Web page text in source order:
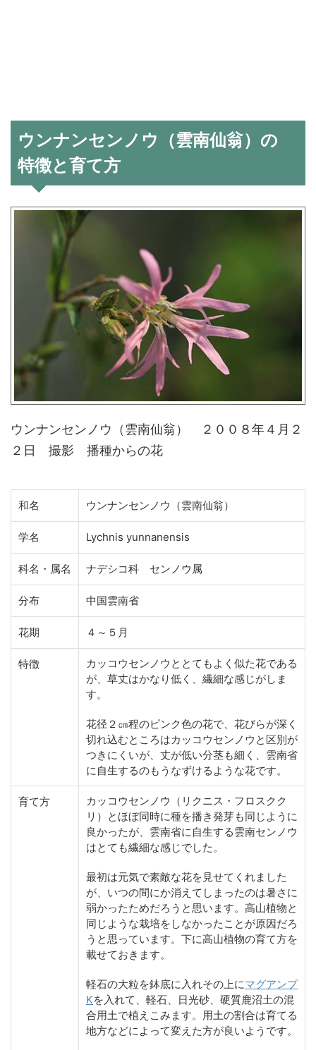
ウンナンセンノウ（雲南仙翁）の
特徴と育て方
ウンナンセンノウ（雲南仙翁） ２００８年４月２
２日 撮影 播種からの花
和名 ウンナンセンノウ（雲南仙翁）
学名 Lychnis yunnanensis
科名・属名 ナデシコ科 センノウ属
分布 中国雲南省
花期 ４～５月
特徴
カッコウセンノウととてもよく似た花である
が、草丈はかなり低く、繊細な感じがしま
す。
花径２㎝程のピンク色の花で、花びらが深く
切れ込むところはカッコウセンノウと区別が
つきにくいが、丈が低い分茎も細く、雲南省
に自生するのもうなずけるような花です。
育て方
カッコウセンノウ（リクニス・フロスクク
リ）とほぼ同時に種を播き発芽も同じように
良かったが、雲南省に自生する雲南センノウ
はとても繊細な感じでした。
最初は元気で素敵な花を見せてくれました
が、いつの間にか消えてしまったのは暑さに
弱かったためだろうと思います。高山植物と
同じような栽培をしなかったことが原因だろ
うと思っています。下に高山植物の育て方を
載せておきます。
軽石の大粒を鉢底に入れその上にマグアンプ
Kを入れて、軽石、日光砂、硬質鹿沼土の混
合用土で植えこみます。用土の割合は育てる
地方などによって変えた方が良いようです。